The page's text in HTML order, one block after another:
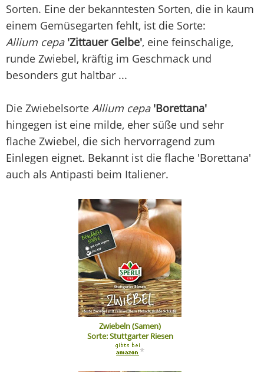
Sorten. Eine der bekanntesten Sorten, die in kaum
einem Gemüsegarten fehlt, ist die Sorte:
Allium cepa 'Zittauer Gelbe', eine feinschalige,
runde Zwiebel, kräftig im Geschmack und
besonders gut haltbar ...
Die Zwiebelsorte Allium cepa 'Borettana'
hingegen ist eine milde, eher süße und sehr
flache Zwiebel, die sich hervorragend zum
Einlegen eignet. Bekannt ist die flache 'Borettana'
auch als Antipasti beim Italiener.
Zwiebeln (Samen)
Sorte: Stuttgarter Riesen
*